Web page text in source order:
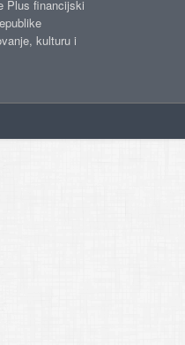
Plus financijski
kulturu i